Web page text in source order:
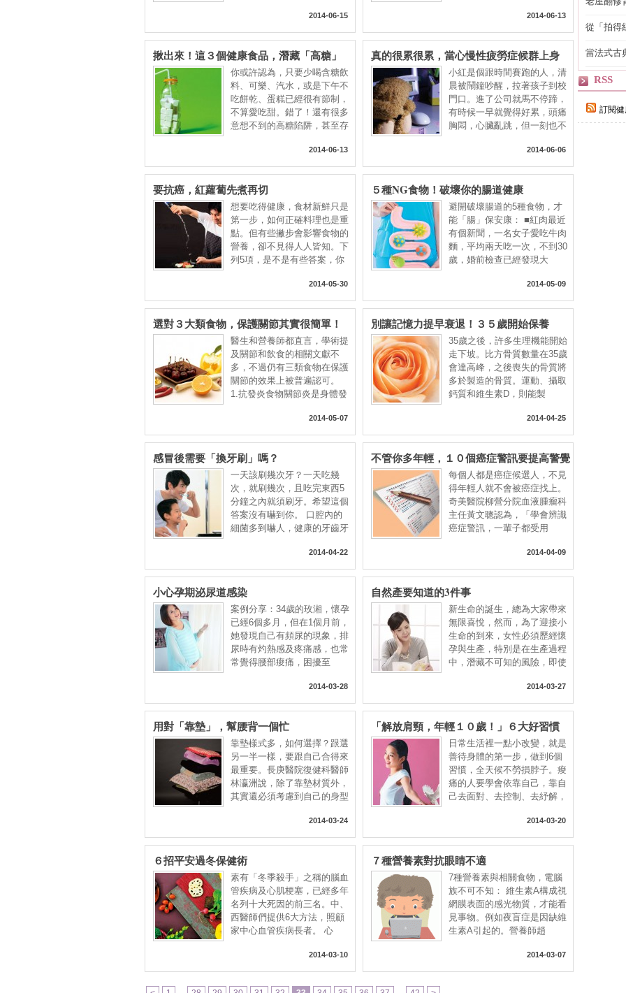
2014-06-15 2014-06-13
揪出來！這３個健康食品，潛藏「高糖」
你或許認為，只要少喝含糖飲
料、可樂、汽水，或是下午不
吃餅乾、蛋糕已經很有節制，
不算愛吃甜。錯了！還有很多
意想不到的高糖陷阱，甚至存
2014-06-13
真的很累很累，當心慢性疲勞症候群上身
小紅是個跟時間賽跑的人，清
晨被鬧鐘吵醒，拉著孩子到校
門口。進了公司就馬不停蹄，
有時候一早就覺得好累，頭痛
胸悶，心臟亂跳，但一刻也不
2014-06-06
要抗癌，紅蘿蔔先煮再切
想要吃得健康，食材新鮮只是
第一步，如何正確料理也是重
點。但有些撇步會影響食物的
營養，卻不見得人人皆知。下
列5項，是不是有些答案，你
2014-05-30
５種NG食物！破壞你的腸道健康
避開破壞腸道的5種食物，才
能「腸」保安康： ■紅肉最近
有個新聞，一名女子愛吃牛肉
麵，平均兩天吃一次，不到30
歲，婚前檢查已經發現大
2014-05-09
選對３大類食物，保護關節其實很簡單！
醫生和營養師都直言，學術提
及關節和飲食的相關文獻不
多，不過仍有三類食物在保護
關節的效果上被普遍認可。
1.抗發炎食物關節炎是身體發
2014-05-07
別讓記憶力提早衰退！３５歲開始保養
35歲之後，許多生理機能開始
走下坡。比方骨質數量在35歲
會達高峰，之後喪失的骨質將
多於製造的骨質。運動、攝取
鈣質和維生素D，則能製
2014-04-25
感冒後需要「換牙刷」嗎？
一天該刷幾次牙？一天吃幾
次，就刷幾次，且吃完東西5
分鐘之內就須刷牙。希望這個
答案沒有嚇到你。 口腔內的
細菌多到嚇人，健康的牙齒牙
2014-04-22
不管你多年輕，１０個癌症警訊要提高警覺
每個人都是癌症候選人，不見
得年輕人就不會被癌症找上。
奇美醫院柳營分院血液腫瘤科
主任黃文聰認為，「學會辨識
癌症警訊，一輩子都受用
2014-04-09
小心孕期泌尿道感染
案例分享：34歲的玫湘，懷孕
已經6個多月，但在1個月前，
她發現自己有頻尿的現象，排
尿時有灼熱感及疼痛感，也常
常覺得腰部痠痛，困擾至
2014-03-28
自然產要知道的3件事
新生命的誕生，總為大家帶來
無限喜悅，然而，為了迎接小
生命的到來，女性必須歷經懷
孕與生產，特別是在生產過程
中，潛藏不可知的風險，即使
2014-03-27
用對「靠墊」，幫腰背一個忙
靠墊樣式多，如何選擇？跟選
另一半一樣，要跟自己合得來
最重要。長庚醫院復健科醫師
林瀛洲說，除了靠墊材質外，
其實還必須考慮到自己的身型
2014-03-24
「解放肩頸，年輕１０歲！」６大好習慣
日常生活裡一點小改變，就是
善待身體的第一步，做到6個
習慣，全天候不勞損脖子。痠
痛的人要學會依靠自己，靠自
己去面對、去控制、去紓解，
2014-03-20
６招平安過冬保健術
素有「冬季殺手」之稱的腦血
管疾病及心肌梗塞，已經多年
名列十大死因的前三名。中、
西醫師們提供6大方法，照顧
家中心血管疾病長者。 心
2014-03-10
７種營養素對抗眼睛不適
7種營養素與相關食物，電腦
族不可不知： 維生素A構成視
網膜表面的感光物質，才能看
見事物。例如夜盲症是因缺維
生素A引起的。營養師趙
2014-03-07
從「拍得
當法式古
RSS
訂閱